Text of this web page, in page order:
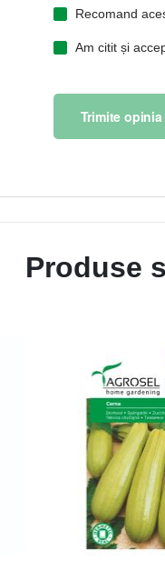
Recomand
Am citit și
Trimite opinia
Produse